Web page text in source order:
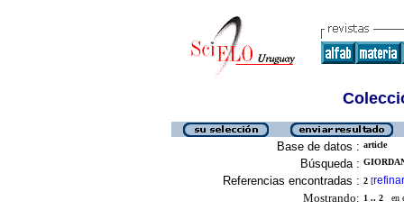
Base de datos : article
Búsqueda :
Referencias encontradas : 2 [refinar
Mostrando: 1 .. 2 en